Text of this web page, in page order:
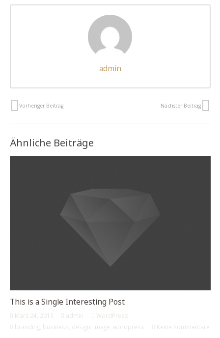
admin
Vorheriger Beitrag Nächster Beitrag
Ähnliche Beiträge
This is a Single Interesting Post
März 24, 2013 admin
WordPress
branding, business, design, image, wordpress Keine Kommentare